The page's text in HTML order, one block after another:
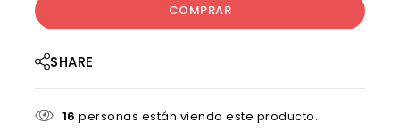
COMPRAR
SHARE
16 personas están viendo este producto.